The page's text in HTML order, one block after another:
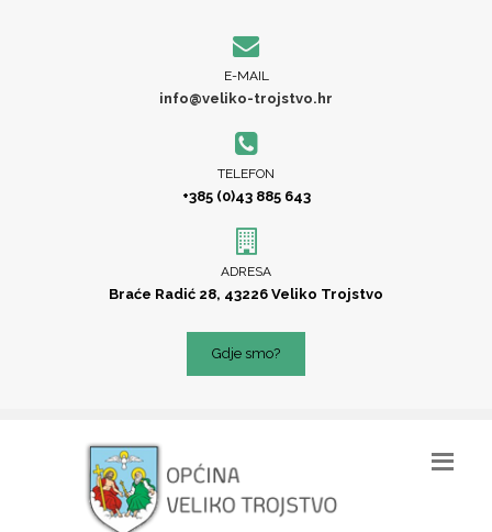
E-MAIL
info@veliko-trojstvo.hr
TELEFON
+385 (0)43 885 643
ADRESA
Braće Radić 28, 43226 Veliko Trojstvo
Gdje smo?